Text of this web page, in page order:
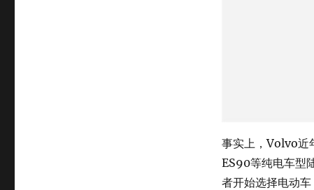
事实上，Volvo近
ES90等纯电车型
者开始选择电动